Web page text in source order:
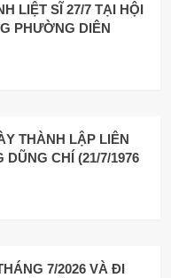
LIỆT SĨ 27/7 TẠI HỘI
PHƯỜNG DIÊN
THÀNH LẬP LIÊN
CHÍ (21/7/1976
7/2026 VÀ ĐI